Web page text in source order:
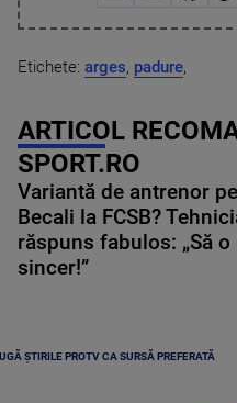
Etichete: arges, padure,
ARTICOL
SPORT.RO
Variantă de antrenor
Becali la FCSB?
răspuns fabulos: „Să o
sincer!”
ȘTIRILE PROTV CA SURSĂ PREFERATĂ